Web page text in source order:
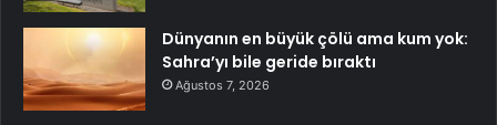
Dünyanın en büyük çölü ama kum yok:
Sahra’yı bile geride bıraktı
Ağustos 7, 2026